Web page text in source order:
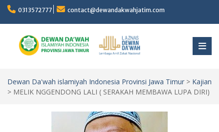
Skip
content
0313572777 contact@dewandakwahjatim.com
Dewan Da'wah islamiyah Indonesia Provinsi Jawa Timur > Kajian
> MELIK NGGENDONG LALI ( SERAKAH MEMBAWA LUPA DIRI)